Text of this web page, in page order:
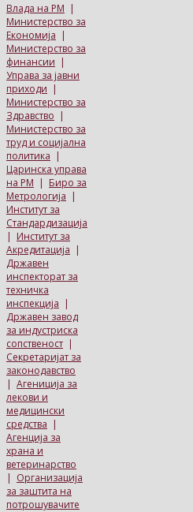
Влада на РМ |
Министерство за
Економија |
Министерство за
финансии |
Управа за јавни
приходи |
Министерство за
Здравство |
Министерство за
труд и социјална
политика |
Царинска управа
на РМ | Биро за
Метрологија |
Институт за
Стандардизација
| Институт за
Акредитација |
Државен
инспекторат за
техничка
инспекција |
Државен завод
за индустриска
сопственост |
Секретаријат за
законодавство
| Агениција за
лекови и
медицински
средства |
Агенција за
храна и
ветеринарство
| Организација
за заштита на
потрошувачите